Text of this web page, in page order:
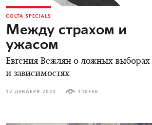
COLTA SPECIALS
Между страхом и
ужасом
Евгения Вежлян о ложных выборах
и зависимостях
12 ДЕКАБРЯ 2023 140556